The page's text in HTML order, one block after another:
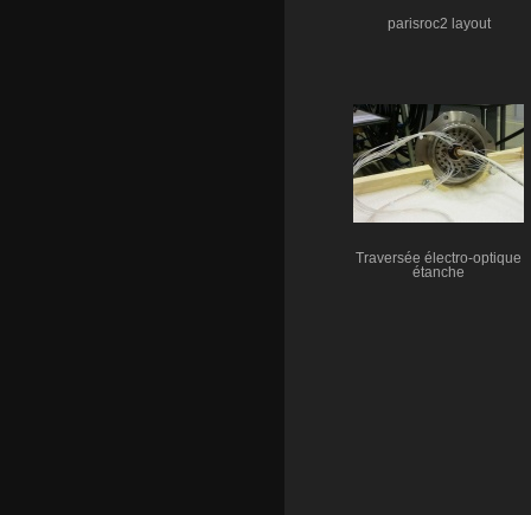
parisroc2 layout
Traversée électro-optique
étanche